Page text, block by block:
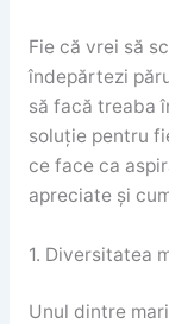
Fie că vrei să
îndepărtezi
să facă treaba
soluție pentru
ce face ca
apreciate și
1. Diversitatea
Unul dintre